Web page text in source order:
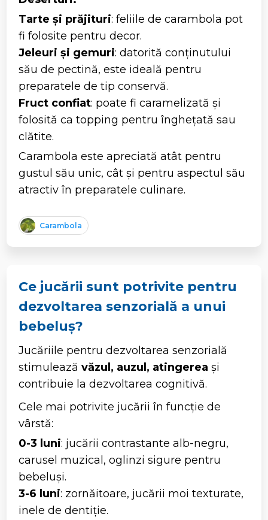
Tarte și prăjituri: feliile de carambola pot
fi folosite pentru decor.
Jeleuri și gemuri: datorită conținutului
său de pectină, este ideală pentru
preparatele de tip conservă.
Fruct confiat: poate fi caramelizată și
folosită ca topping pentru înghețată sau
clătite.
Carambola este apreciată atât pentru
gustul său unic, cât și pentru aspectul său
atractiv în preparatele culinare.
Carambola
Ce jucării sunt potrivite pentru
dezvoltarea senzorială a unui
bebeluș?
Jucăriile pentru dezvoltarea senzorială
stimuleazăvăzul, auzul, atingerea și
contribuie la dezvoltarea cognitivă.
Cele mai potrivite jucării în funcție de
vârstă:
0-3 luni: jucării contrastante alb-negru,
carusel muzical, oglinzi sigure pentru
bebeluși.
3-6 luni: zornăitoare, jucării moi texturate,
inele de dentiție.